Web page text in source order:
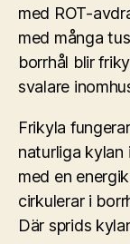
med ROT-
med många
borrhål blir
svalare
Frikyla
naturliga
med en
cirkulerar i
Där sprids